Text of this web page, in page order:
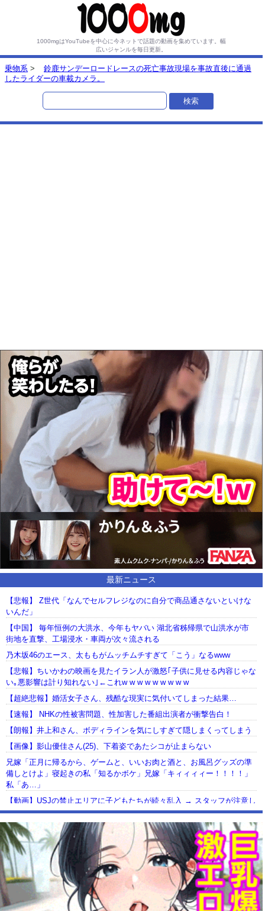
1000mgはYouTubeを中心に今ネットで話題の動画を集めています。 幅
広いジャンルを毎日更新。
乗物系 >
鈴鹿サンデーロードレースの死亡事故現場を事故直後に通過
したライダーの車載カメラ。
最新ニュース
【悲報】 Z世代「なんでセルフレジなのに自分で商品通さないといけな
いんだ」
【中国】 毎年恒例の大洪水、今年もヤバい 湖北省秭帰県で山洪水が市
街地を直撃、工場浸水・車両が次々流される
乃木坂46のエース、太ももがムッチムチすぎて「こう」なるwww
【悲報】ちいかわの映画を見たイラン人が激怒｢子供に見せる内容じゃな
い｡悪影響は計り知れない｣←これw w w w w w w w w
【超絶悲報】婚活女子さん、残酷な現実に気付いてしまった結果…
【速報】 NHKの性被害問題、性加害した番組出演者が衝撃告白！
【朗報】井上和さん、ボディラインを気にしすぎて隠しまくってしまう
【画像】影山優佳さん(25)、下着姿であたシコが止まらない
兄嫁「正月に帰るから、ゲームと、いいお肉と酒と、お風呂グッズの準
備しとけよ」寝起きの私「知るかボケ」兄嫁「キィィィィー！！！！」
私「あ…」
【動画】USJの禁止エリアに子どもたちが続々乱入 → スタッフが注意し
ても止まらない事態に
Powered by livedoor 相互RSS